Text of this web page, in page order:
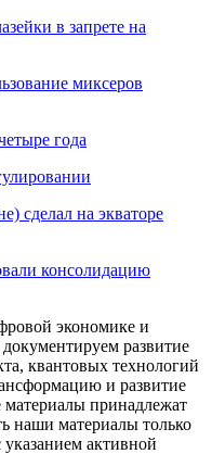
в запрете на
миксеров
года
сделал на экваторе
консолидацию
экономике и
развитие
квантовых технологий
и развитие
принадлежат
наши материалы только
указанием активной